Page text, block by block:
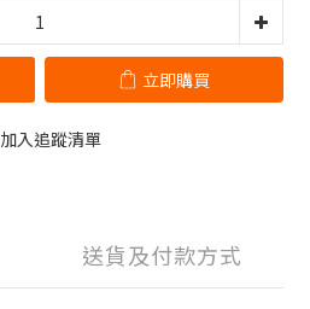
立即購買
加入追蹤清單
送貨及付款方式